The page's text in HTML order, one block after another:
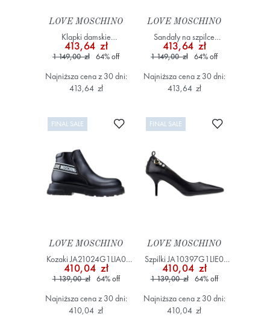
LOVE MOSCHINO
Klapki damskie
JA2835AG0IIE0 000
Czarny
413,64 zł
1 149,00 zł 64%off
Najniższa cena z 30 dni:
413,64 zł
LOVE MOSCHINO
Sandały na szpilce
JA10487G1IIE0000
Czarny
413,64 zł
1 149,00 zł 64%off
Najniższa cena z 30 dni:
413,64 zł
FINAL SALE Dodaj do ulubionych
LOVE MOSCHINO
Kozaki JA21024G1LIA0
Czarny
410,04 zł
1 139,00 zł 64%off
Najniższa cena z 30 dni:
410,04 zł
FINAL SALE Dodaj do
LOVE MOSCHINO
Szpilki JA10397G1LIE0
Czarny
410,04 zł
1 139,00 zł 64%off
Najniższa cena z 30 dni:
410,04 zł